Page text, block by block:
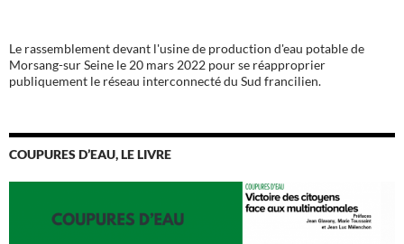
Le rassemblement devant l'usine de production d'eau potable de
Morsang-sur Seine le 20 mars 2022 pour se réapproprier
publiquement le réseau interconnecté du Sud francilien.
COUPURES D’EAU, LE LIVRE